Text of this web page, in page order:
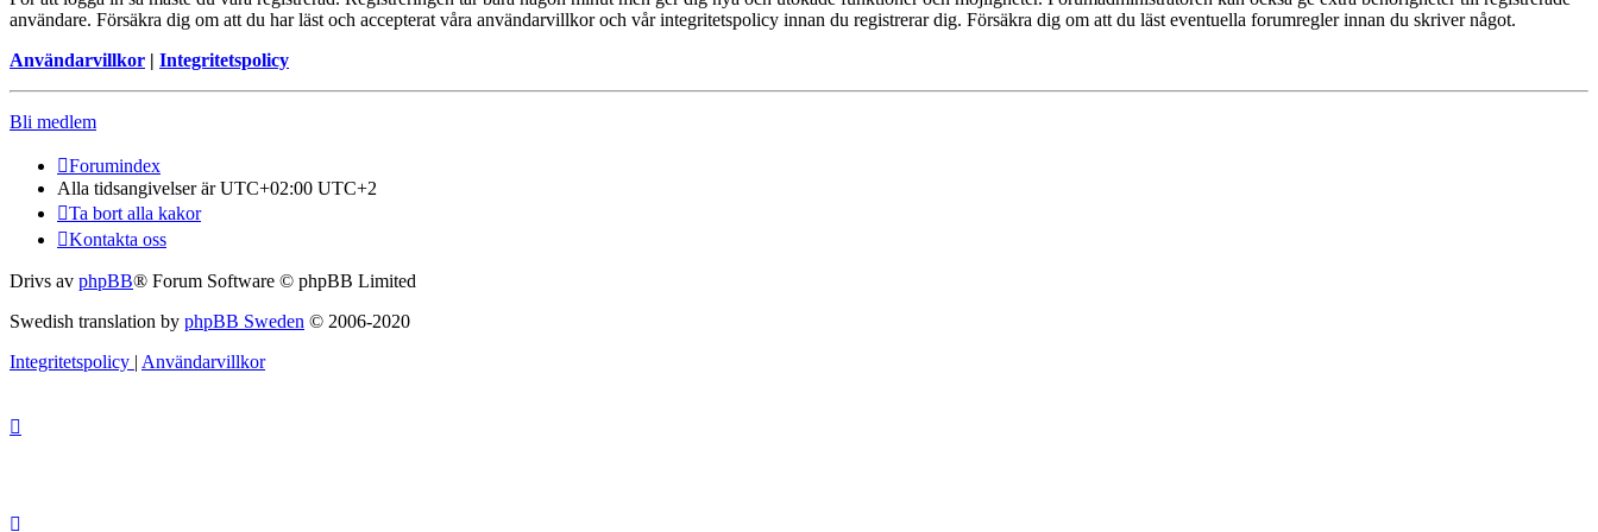
användare. Försäkra dig om att du har läst och accepterat våra användarvillkor och vår integritetspolicy innan du registrerar dig. Försäkra dig om att du läst eventuella forumregler innan du skriver något.
Användarvillkor | Integritetspolicy
Bli medlem
Forumindex
Alla tidsangivelser är UTC+02:00 UTC+2
Ta bort alla kakor
Kontakta oss
Drivs av phpBB® Forum Software © phpBB Limited
Swedish translation by phpBB Sweden © 2006-2020
Integritetspolicy | Användarvillkor